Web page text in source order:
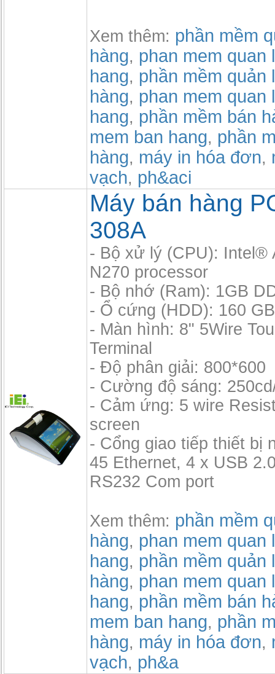
Xem thêm: phần mềm
hàng, phan mem quan
hang, phần mềm quản
hàng, phan mem quan
hang, phần mềm bán
mem ban hang, phần
hàng, máy in hóa đơn,
vạch, ph&aci
Máy bán hàng
308A
- Bộ xử lý (CPU):
N270 processor
- Bộ nhớ (Ram): 1GB
- Ổ cứng (HDD): 160
- Màn hình: 8" 5Wire
Terminal
- Độ phân giải: 800*600
- Cường độ sáng:
- Cảm ứng: 5 wire
screen
- Cổng giao tiếp thiết bị
45 Ethernet, 4 x USB
RS232 Com port
Xem thêm: phần mềm
hàng, phan mem quan
hang, phần mềm quản
hàng, phan mem quan
hang, phần mềm bán
mem ban hang, phần
hàng, máy in hóa đơn,
vạch, ph&a